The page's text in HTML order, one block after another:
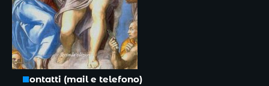
Contatti (mail e telefono)